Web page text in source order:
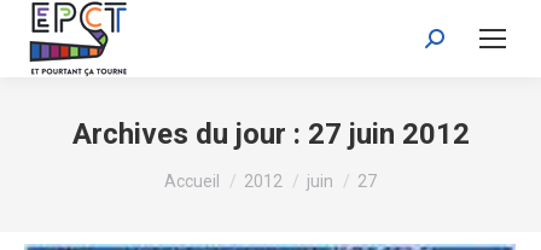
Recherche
Archives du jour : 27 juin 2012
Vous êtes ici :
Accueil 2012 juin 27